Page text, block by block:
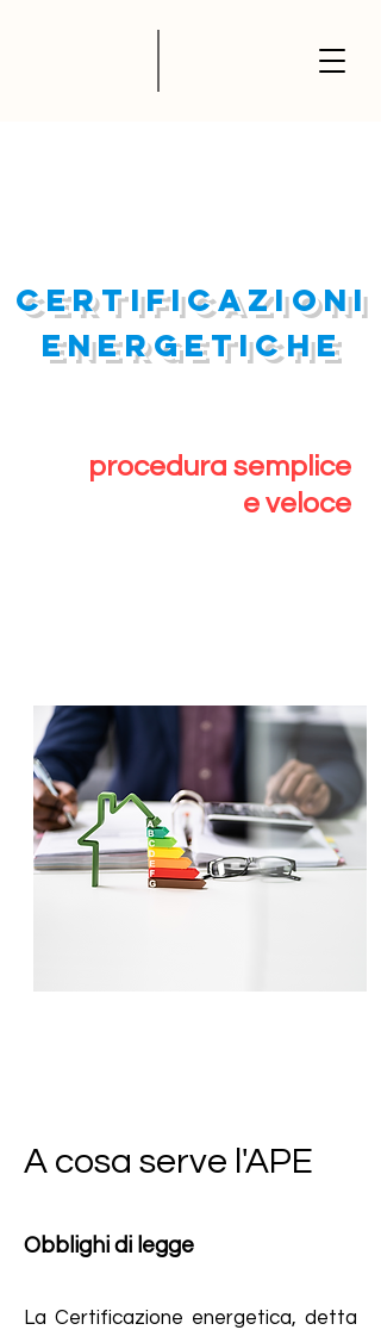
CERTIFICAZIONI
ENERGETICHE
procedura semplice
e veloce
A cosa serve l'APE
Obblighi di legge
La Certificazione energetica, detta